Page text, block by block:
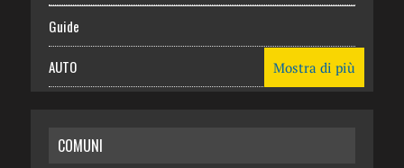
Guide
AUTO
RISPARMIO
Mostra di più
COMUNI